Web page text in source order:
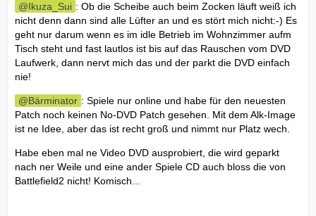
Ikuza_Sui : Ob die Scheibe auch beim Zocken läuft weiß ich
nicht denn dann sind alle Lüfter an und es stört mich nicht:-) Es
geht nur darum wenn es im idle Betrieb im Wohnzimmer aufm
Tisch steht und fast lautlos ist bis auf das Rauschen vom DVD
Laufwerk, dann nervt mich das und der parkt die DVD einfach
nie!
Bärminator : Spiele nur online und habe für den neuesten
Patch noch keinen No-DVD Patch gesehen. Mit dem Alk-Image
ist ne Idee, aber das ist recht groß und nimmt nur Platz wech.
Habe eben mal ne Video DVD ausprobiert, die wird geparkt
nach ner Weile und eine ander Spiele CD auch bloss die von
Battlefield2 nicht! Komisch...